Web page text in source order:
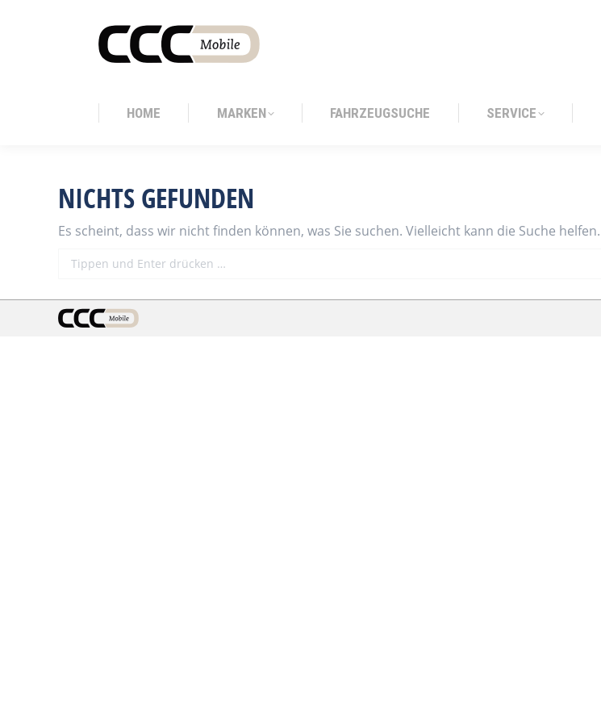
HOME MARKEN FAHRZEUGSUCHE SERVICE
NICHTS GEFUNDEN
Es scheint, dass wir nicht finden können, was Sie suchen. Vielleicht kann die Suche helfen.
Search:
HOME MARKEN